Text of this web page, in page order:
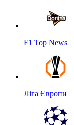
F1 Top News
Ліга Європи